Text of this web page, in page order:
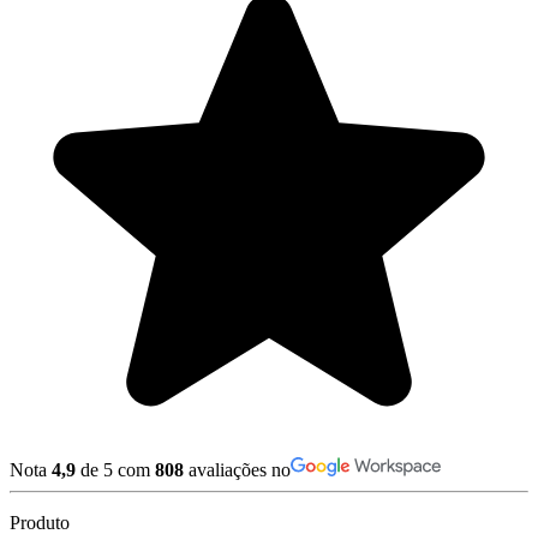
Nota 4,9 de 5 com 808 avaliações no
Produto